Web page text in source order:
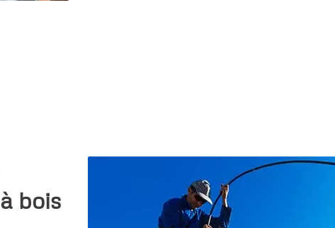
bois